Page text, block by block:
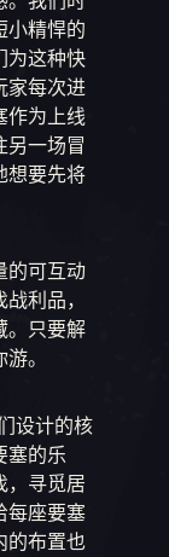
小精悍的
为这种快
家每次进
作为上线
另一场冒
想要先将
的可互动
利品，
。只要解
。
设计的核
塞的乐
，寻觅居
每座要塞
的布置也